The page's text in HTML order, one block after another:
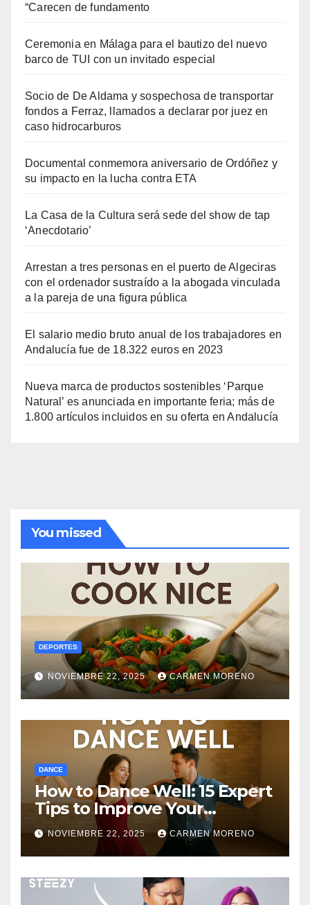
“Carecen de fundamento
Ceremonia en Málaga para el bautizo del nuevo
barco de TUI con un invitado especial
Socio de De Aldama y sospechosa de transportar
fondos a Ferraz, llamados a declarar por juez en
caso hidrocarburos
Documental conmemora aniversario de Ordóñez y
su impacto en la lucha contra ETA
La Casa de la Cultura será sede del show de tap
‘Anecdotario’
Arrestan a tres personas en el puerto de Algeciras
con el ordenador sustraído a la abogada vinculada
a la pareja de una figura pública
El salario medio bruto anual de los trabajadores en
Andalucía fue de 18.322 euros en 2023
Nueva marca de productos sostenibles ‘Parque
Natural’ es anunciada en importante feria; más de
1.800 artículos incluidos en su oferta en Andalucía
You missed
DEPORTES
NOVIEMBRE 22, 2025 CARMEN MORENO
DANCE
How to Dance Well: 15 Expert
Tips to Improve Your
Dancing Skills Fast
NOVIEMBRE 22, 2025 CARMEN MORENO